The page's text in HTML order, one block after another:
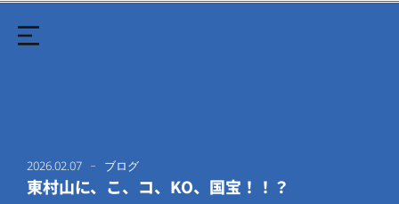
2026.02.07 ブログ
東村山に、こ、コ、KO、国宝！！？